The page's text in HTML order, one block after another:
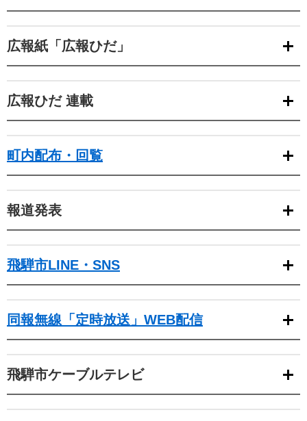
広報紙「広報ひだ」
広報ひだ 連載
町内配布・回覧
報道発表
飛騨市LINE・SNS
同報無線「定時放送」WEB配信
飛騨市ケーブルテレビ